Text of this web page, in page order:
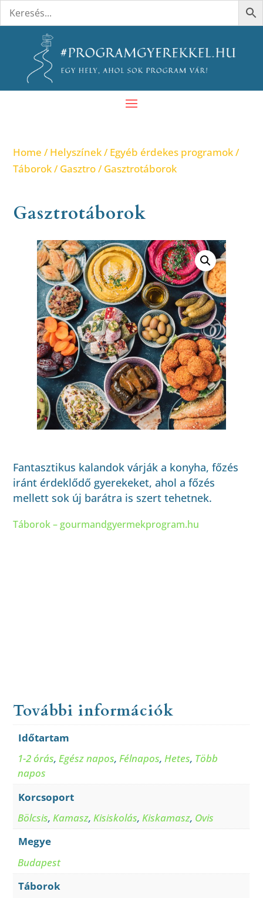
Home /Helyszínek/Egyéb érdekes programok/
Táborok/Gasztro/ Gasztrotáborok
Gasztrotáborok
Fantasztikus kalandok várják a konyha, főzés
iránt érdeklődő gyerekeket, ahol a főzés
mellett sok új barátra is szert tehetnek.
Táborok – gourmandgyermekprogram.hu
További információk
Időtartam
1-2 órás,Egész napos,Félnapos,Hetes, Több
napos
Korcsoport
Bölcsis,Kamasz,Kisiskolás,Kiskamasz, Ovis
Megye
Budapest
Táborok